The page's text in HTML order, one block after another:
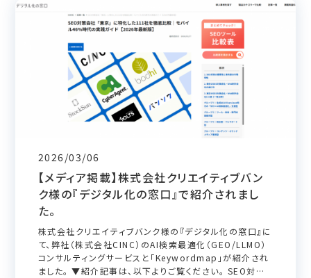
2026/03/06
【メディア掲載】株式会社クリエイティブバン
ク様の『デジタル化の窓口』で紹介されまし
た。
株式会社クリエイティブバンク様の『デジタル化の窓口』に
て、弊社（株式会社CINC）のAI検索最適化（GEO/LLMO）
コンサルティングサービスと「Keywordmap」が紹介され
ました。 ▼紹介記事は、以下よりご覧ください。 SEO対策